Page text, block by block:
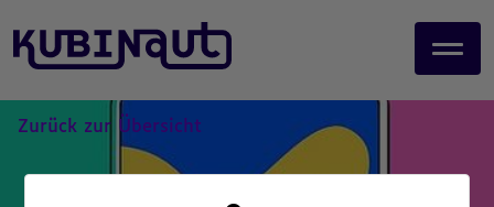
,
Zurück zur Übersicht